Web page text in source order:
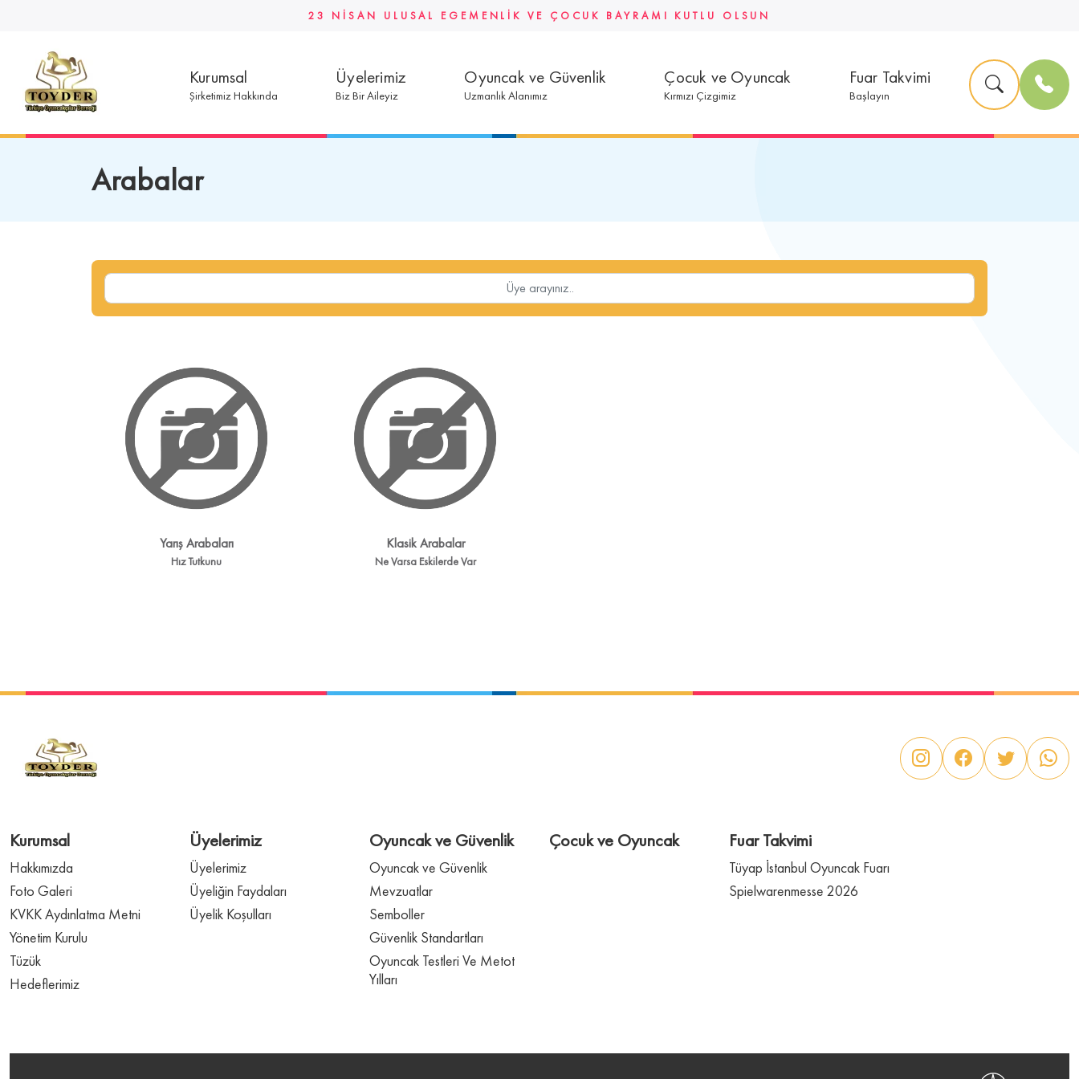
23 NİSAN ULUSAL EGEMENLİK VE ÇOCUK BAYRAMI KUTLU OLSUN
Kurumsal
Şirketimiz Hakkında
Üyelerimiz
Biz Bir Aileyiz
Oyuncak ve Güvenlik
Uzmanlık Alanımız
Çocuk ve Oyuncak
Kırmızı Çizgimiz
Fuar Takvimi
Başlayın
Arabalar
Yarış Arabaları
Hız Tutkunu
Klasik Arabalar
Ne Varsa Eskilerde Var
Kurumsal
Hakkımızda
Foto Galeri
KVKK Aydınlatma Metni
Yönetim Kurulu
Tüzük
Hedeflerimiz
Üyelerimiz
Üyelerimiz
Üyeliğin Faydaları
Üyelik Koşulları
Oyuncak ve Güvenlik
Oyuncak ve Güvenlik
Mevzuatlar
Semboller
Güvenlik Standartları
Oyuncak Testleri Ve Metot
Yılları
Çocuk ve Oyuncak Fuar Takvimi
Tüyap İstanbul Oyuncak Fuarı
Spielwarenmesse 2026